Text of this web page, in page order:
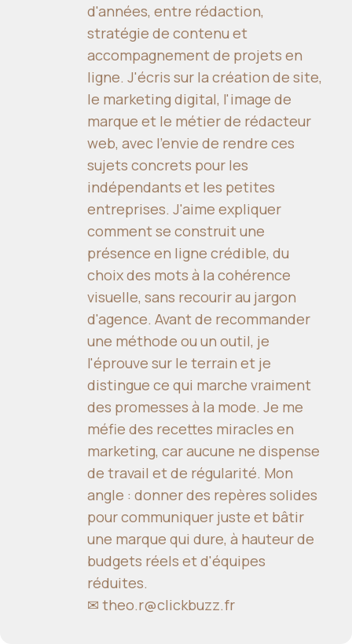
d'années, entre rédaction,
stratégie de contenu et
accompagnement de projets en
ligne. J'écris sur la création de site,
le marketing digital, l'image de
marque et le métier de rédacteur
web, avec l'envie de rendre ces
sujets concrets pour les
indépendants et les petites
entreprises. J'aime expliquer
comment se construit une
présence en ligne crédible, du
choix des mots à la cohérence
visuelle, sans recourir au jargon
d'agence. Avant de recommander
une méthode ou un outil, je
l'éprouve sur le terrain et je
distingue ce qui marche vraiment
des promesses à la mode. Je me
méfie des recettes miracles en
marketing, car aucune ne dispense
de travail et de régularité. Mon
angle : donner des repères solides
pour communiquer juste et bâtir
une marque qui dure, à hauteur de
budgets réels et d'équipes
réduites.
✉ theo.r@clickbuzz.fr